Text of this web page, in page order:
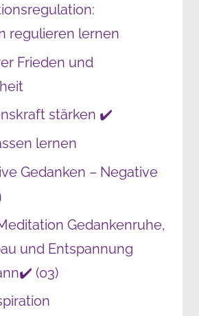
regulieren lernen
Frieden und
stärken ✔️
lernen
Gedanken – Negative
Gedankenruhe,
und Entspannung
(03)